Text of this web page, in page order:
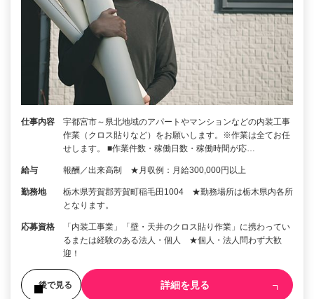
仕事内容
宇都宮市～県北地域のアパートやマンションなどの内装工事
作業（クロス貼りなど）をお願いします。※作業は全てお任
せします。 ■作業件数・稼働日数・稼働時間が応…
給与 報酬／出来高制 ★月収例：月給300,000円以上
勤務地
栃木県芳賀郡芳賀町稲毛田1004 ★勤務場所は栃木県内各所
となります。
応募資格
「内装工事業」「壁・天井のクロス貼り作業」に携わってい
るまたは経験のある法人・個人 ★個人・法人問わず大歓
迎！
後で見る 詳細を見る